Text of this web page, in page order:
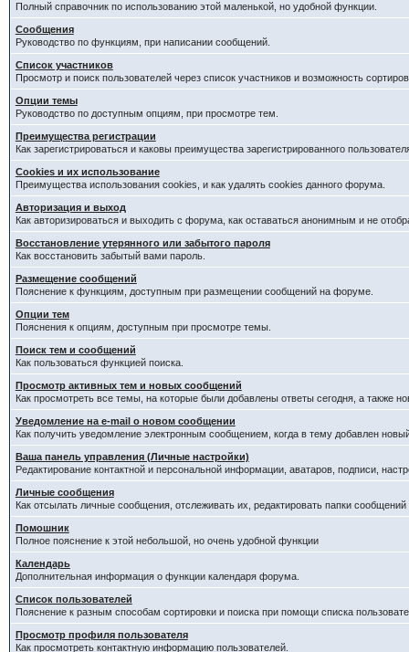
Полный справочник по использованию этой маленькой, но удобной функции.
Сообщения
Руководство по функциям, при написании сообщений.
Список участников
Просмотр и поиск пользователей через список участников и возможность
Опции темы
Руководство по доступным опциям, при просмотре тем.
Преимущества регистрации
Как зарегистрироваться и каковы преимущества зарегистрированного
Cookies и их использование
Преимущества использования cookies, и как удалять cookies данного форума.
Авторизация и выход
Как авторизироваться и выходить с форума, как оставаться анонимным и не
Восстановление утерянного или забытого пароля
Как восстановить забытый вами пароль.
Размещение сообщений
Пояснение к функциям, доступным при размещении сообщений на форуме.
Опции тем
Пояснения к опциям, доступным при просмотре темы.
Поиск тем и сообщений
Как пользоваться функцией поиска.
Просмотр активных тем и новых сообщений
Как просмотреть все темы, на которые были добавлены ответы сегодня, а также
Уведомление на е-mail о новом сообщении
Как получить уведомление электронным сообщением, когда в тему добавлен
Ваша панель управления (Личные настройки)
Редактирование контактной и персональной информации, аватаров, подписи,
Личные сообщения
Как отсылать личные сообщения, отслеживать их, редактировать папки
Помошник
Полное пояснение к этой небольшой, но очень удобной функции
Календарь
Дополнительная информация о функции календаря форума.
Список пользователей
Пояснение к разным способам сортировки и поиска при помощи списка
Просмотр профиля пользователя
Как просмотреть контактную информацию пользователей.